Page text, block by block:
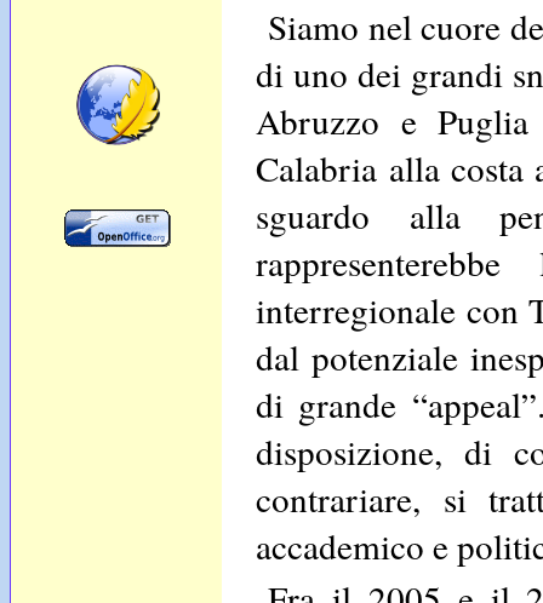
Siamo nel cuore
di uno dei grandi
Abruzzo e
Calabria alla
sguardo alla
interregionale con
dal potenziale
di grande
disposizione, di
contrariare, si
accademico e